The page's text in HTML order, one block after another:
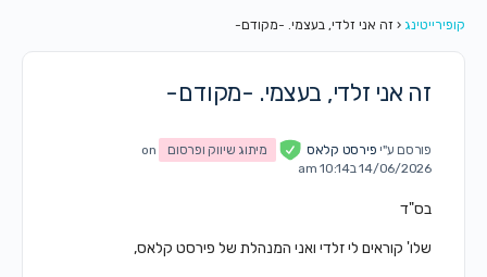
קופירייטינג ‹ זה אני זלדי, בעצמי. -מקודם-
זה אני זלדי, בעצמי. -מקודם-
פורסם ע"יפירסט קלאס מיתוג שיווק ופרסום
on
14/06/2026 ב10:14 am
בס"ד
שלו' קוראים לי זלדי ואני המנהלת של פירסט קלאס,